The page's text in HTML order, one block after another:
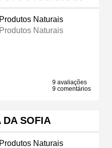
Naturais
Naturais
9 avaliações
9 comentários
DA SOFIA
Naturais